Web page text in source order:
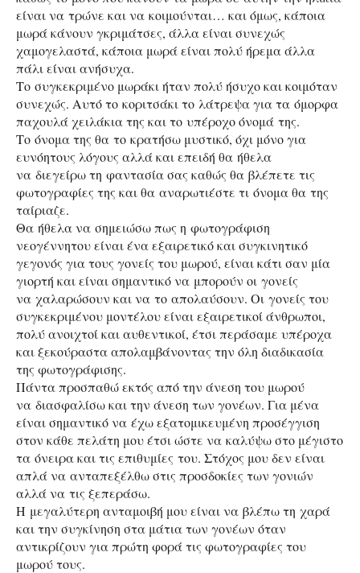
είναι να τρώνε και να κοιμούνται… και όμως, κάποια
μωρά κάνουν γκριμάτσες, άλλα είναι συνεχώς
χαμογελαστά, κάποια μωρά είναι πολύ ήρεμα άλλα
πάλι είναι ανήσυχα.
Το συγκεκριμένο μωράκι ήταν πολύ ήσυχο και κοιμόταν
συνεχώς. Αυτό το κοριτσάκι το λάτρεψα για τα όμορφα
παχουλά χειλάκια της και το υπέροχο όνομά της.
Το όνομα της θα το κρατήσω μυστικό, όχι μόνο για
ευνόητους λόγους αλλά και επειδή θα ήθελα
να διεγείρω τη φαντασία σας καθώς θα βλέπετε τις
φωτογραφίες της και θα αναρωτιέστε τι όνομα θα της
ταίριαζε.
Θα ήθελα να σημειώσω πως η φωτογράφιση
νεογέννητου είναι ένα εξαιρετικό και συγκινητικό
γεγονός για τους γονείς του μωρού, είναι κάτι σαν μία
γιορτή και είναι σημαντικό να μπορούν οι γονείς
να χαλαρώσουν και να το απολαύσουν. Οι γονείς του
συγκεκριμένου μοντέλου είναι εξαιρετικοί άνθρωποι,
πολύ ανοιχτοί και αυθεντικοί, έτσι περάσαμε υπέροχα
και ξεκούραστα απολαμβάνοντας την όλη διαδικασία
της φωτογράφισης.
Πάντα προσπαθώ εκτός από την άνεση του μωρού
να διασφαλίσω και την άνεση των γονέων. Για μένα
είναι σημαντικό να έχω εξατομικευμένη προσέγγιση
στον κάθε πελάτη μου έτσι ώστε να καλύψω στο μέγιστο
τα όνειρα και τις επιθυμίες του. Στόχος μου δεν είναι
απλά να ανταπεξέλθω στις προσδοκίες των γονιών
αλλά να τις ξεπεράσω.
Η μεγαλύτερη ανταμοιβή μου είναι να βλέπω τη χαρά
και την συγκίνηση στα μάτια των γονέων όταν
αντικρίζουν για πρώτη φορά τις φωτογραφίες του
μωρού τους.